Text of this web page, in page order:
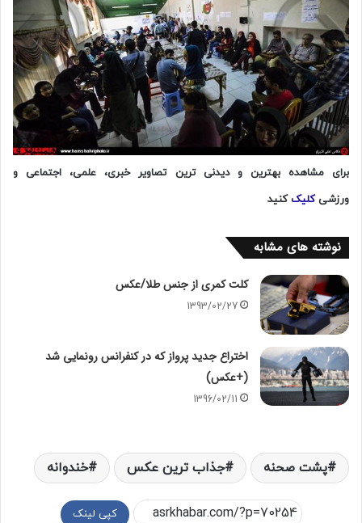
برای مشاهده بهترین و دیدنی ترین تصاویر خبری، علمی، اجتماعی و
ورزشی کلیککنید
نوشته های مشابه
کلت کمری از جنس طلا/عکس
1393/02/27
اختراع جدید پرواز که در کنفرانس رونمایی شد
(+عکس)
1396/02/11
پشت صحنه جذاب ترین عکس خندوانه
کپی لینک